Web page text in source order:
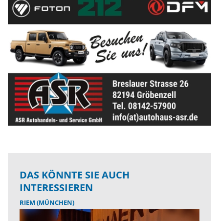
DAS KÖNNTE SIE AUCH
INTERESSIEREN
RIEM (MÜNCHEN)